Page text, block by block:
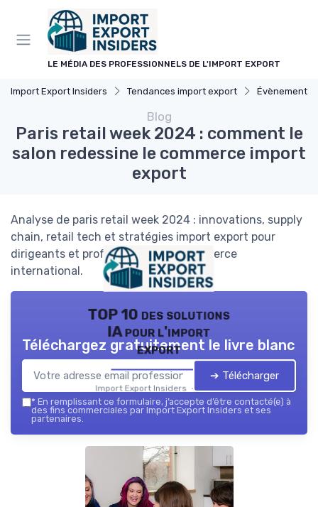
LE MÉDIA DES PROFESSIONNELS DE L'IMPORT EXPORT
Import Export Insiders Tendances import export Évènements
Blog
Paris retail week 2024 : comment le
salon redessine le commerce import
export
Analyse de paris retail week 2024 : innovations, supply
chain, retail tech et stratégies import export pour
dirigeants et professionnels du commerce
international.
TOP 10 des solutions
IA pour l'import
export
Import Export Insiders — 2026
Téléchargez gratuitement le livre blanc
➔ Télécharger
* En remplissant ce formulaire, j’accepte d’être contacté(e) à
des fins commerciales par Import Export Insiders et ses
partenaires.
Panneau de gestion des cookies